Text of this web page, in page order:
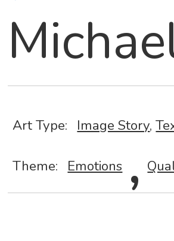
Art Type: Image Story,
Theme: Emotions ,